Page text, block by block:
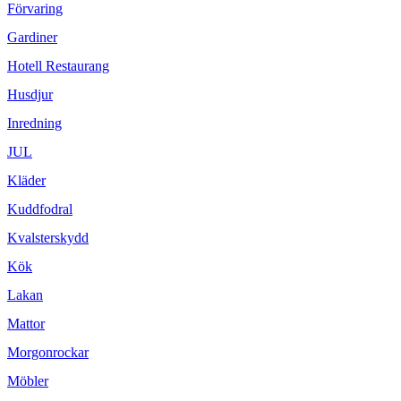
Förvaring
Gardiner
Hotell Restaurang
Husdjur
Inredning
JUL
Kläder
Kuddfodral
Kvalsterskydd
Kök
Lakan
Mattor
Morgonrockar
Möbler